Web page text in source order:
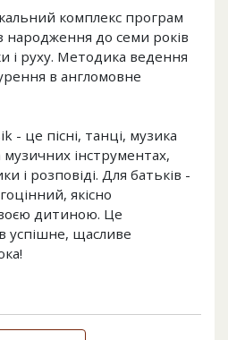
комплекс програм
народження до семи років
і руху. Методика ведення
в англомовне
- це пісні, танці, музика
музичних інструментах,
і розповіді. Для батьків -
якісно
дитиною. Це
успішне, щасливе